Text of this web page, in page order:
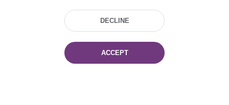
220114, Niezaležnasci Ave. 116, Minsk,
Tel.: (+375 17) 368 37 37
Fax: (+375 17) 368 97 06
E-mail: inbox@nlb.by
DECLINE
ACCEPT